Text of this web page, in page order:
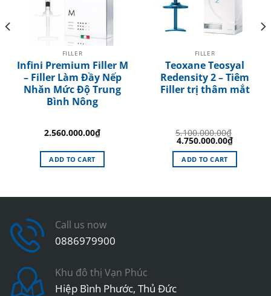
FILLER
Infini Premium Filler M
– Filler Làm Đầy Nếp
Nhăn Mức Độ Trung
Bình Nông
2.560.000.00₫
ADD TO CART
FILLER
Teoxane Teosyal
Redensity 2 – Tiêm
Filler trị thâm mắt
5.100.000.00₫
Original
price
was:
5.100.000.00₫.
4.750.000.00₫Current
is:
ADD TO CART
Call us now
0886979900
Khu đô thị Vạn Phúc
Hiệp Bình Phước, Thủ Đức